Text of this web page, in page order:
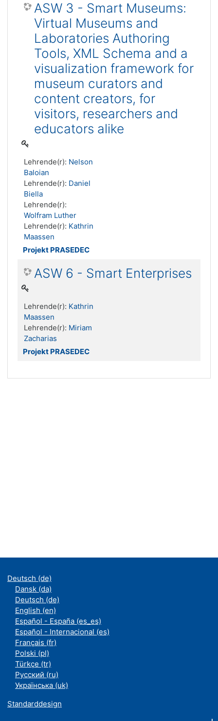
ASW 3 - Smart Museums:
Virtual Museums and
Laboratories Authoring
Tools, XML Schema and a
visualization framework for
museum curators and
content creators, for
visitors, researchers and
educators alike
Lehrende(r): Nelson
Baloian
Lehrende(r): Daniel
Biella
Lehrende(r):
Wolfram Luther
Lehrende(r): Kathrin
Maassen
Projekt PRASEDEC
ASW 6 - Smart Enterprises
Lehrende(r): Kathrin
Maassen
Lehrende(r): Miriam
Zacharias
Projekt PRASEDEC
Deutsch ‎(de)‎
Dansk ‎(da)‎
Deutsch ‎(de)‎
English ‎(en)‎
Español - España ‎(es_es)‎
Español - Internacional ‎(es)‎
Français ‎(fr)‎
Polski ‎(pl)‎
Türkçe ‎(tr)‎
Русский ‎(ru)‎
Українська ‎(uk)‎
Standarddesign